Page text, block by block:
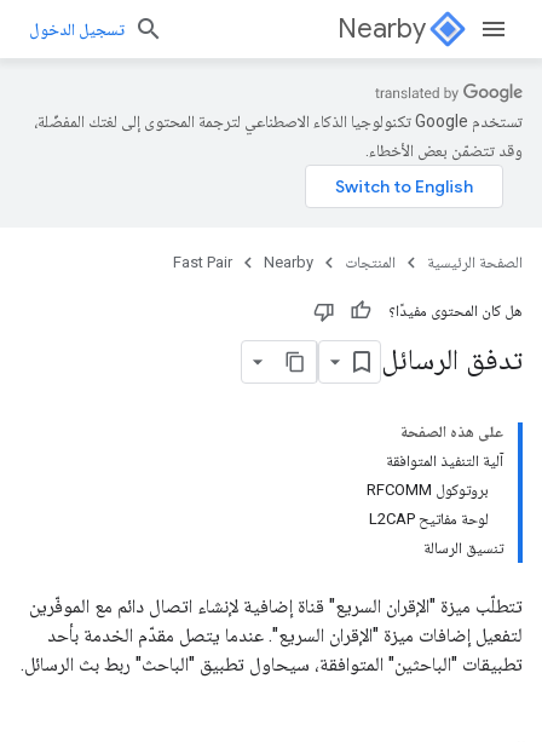
Nearby تسجيل الدخول
تستخدم Google تكنولوجيا الذكاء الاصطناعي لترجمة المحتوى إلى لغتك المفضّلة،
وقد تتضمّن بعض الأخطاء.
الصفحة الرئيسية المنتجات Nearby
Fast Pair
هل كان المحتوى مفيدًا؟
تدفق الرسائل
على هذه الصفحة
آلية التنفيذ المتوافقة
بروتوكول RFCOMM
لوحة مفاتيح L2CAP
تنسيق الرسالة
تتطلّب ميزة "الإقران السريع" قناة إضافية لإنشاء اتصال دائم مع الموفّرين
لتفعيل إضافات ميزة "الإقران السريع". عندما يتصل مقدّم الخدمة بأحد
تطبيقات "الباحثين" المتوافقة، سيحاول تطبيق "الباحث" ربط بث الرسائل.